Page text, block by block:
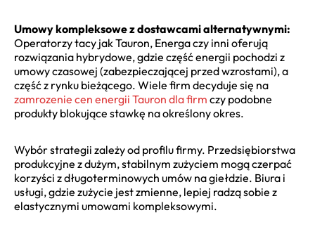
Umowy kompleksowe z dostawcami alternatywnymi:
Operatorzy tacy jak Tauron, Energa czy inni oferują
rozwiązania hybrydowe, gdzie część energii pochodzi z
umowy czasowej (zabezpieczającej przed wzrostami), a
część z rynku bieżącego. Wiele firm decyduje się na
zamrozenie cen energii Tauron dla firm czy podobne
produkty blokujące stawkę na określony okres.
Wybór strategii zależy od profilu firmy. Przedsiębiorstwa
produkcyjne z dużym, stabilnym zużyciem mogą czerpać
korzyści z długoterminowych umów na giełdzie. Biura i
usługi, gdzie zużycie jest zmienne, lepiej radzą sobie z
elastycznymi umowami kompleksowymi.